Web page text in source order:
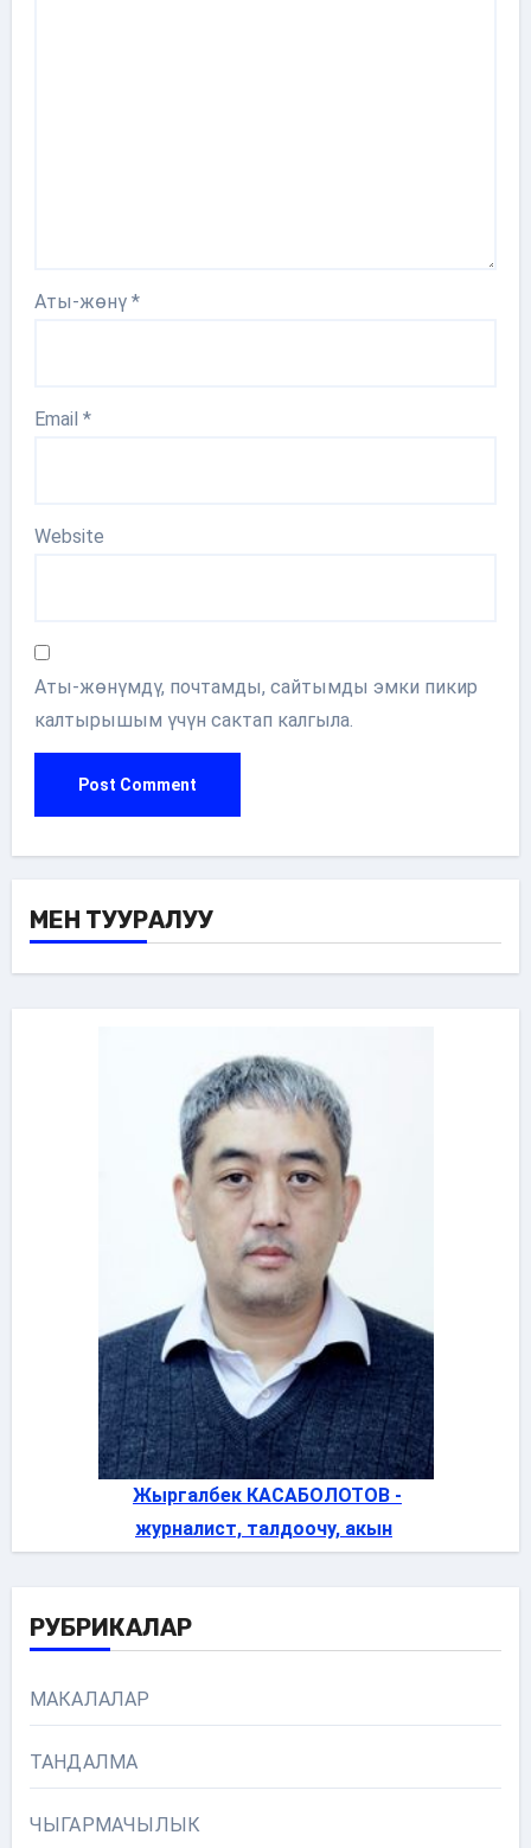
Аты-жөнү*
Email*
Website
Аты-жөнүмдү, почтамды, сайтымды эмки пикир
калтырышым үчүн сактап калгыла.
МЕН ТУУРАЛУУ
Жыргалбек КАСАБОЛОТОВ -
журналист, талдоочу, акын
РУБРИКАЛАР
МАКАЛАЛАР
ТАНДАЛМА
ЧЫГАРМАЧЫЛЫК